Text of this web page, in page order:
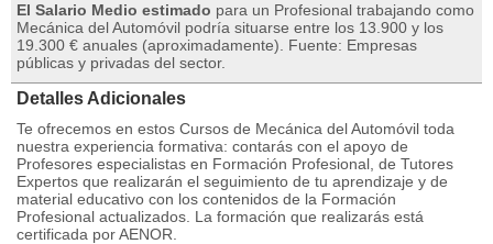
El Salario Medio estimado para un Profesional trabajando como
Mecánica del Automóvil podría situarse entre los 13.900 y los
19.300 € anuales (aproximadamente). Fuente: Empresas
públicas y privadas del sector.
Detalles Adicionales
Te ofrecemos en estos Cursos de Mecánica del Automóvil toda
nuestra experiencia formativa: contarás con el apoyo de
Profesores especialistas en Formación Profesional, de Tutores
Expertos que realizarán el seguimiento de tu aprendizaje y de
material educativo con los contenidos de la Formación
Profesional actualizados. La formación que realizarás está
certificada por AENOR.